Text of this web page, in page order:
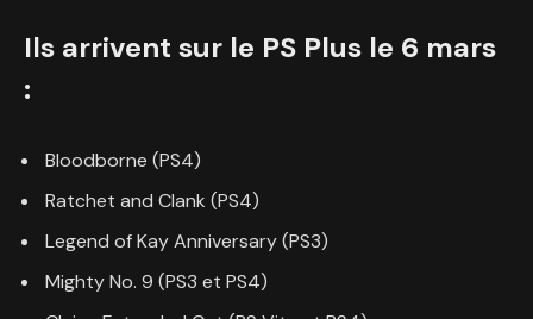
Ils arrivent sur le PS Plus le 6 mars
:
Bloodborne (PS4)
Ratchet and Clank (PS4)
Legend of Kay Anniversary (PS3)
Mighty No. 9 (PS3 et PS4)